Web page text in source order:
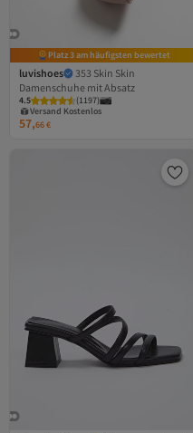
Platz 3 am häufigsten bewertet
luvishoes
353 Skin Skin
Damenschuhe mit Absatz
4.5 (1197)
Versand Kostenlos
Gratis Versand
Versand Kostenlos
57,66€